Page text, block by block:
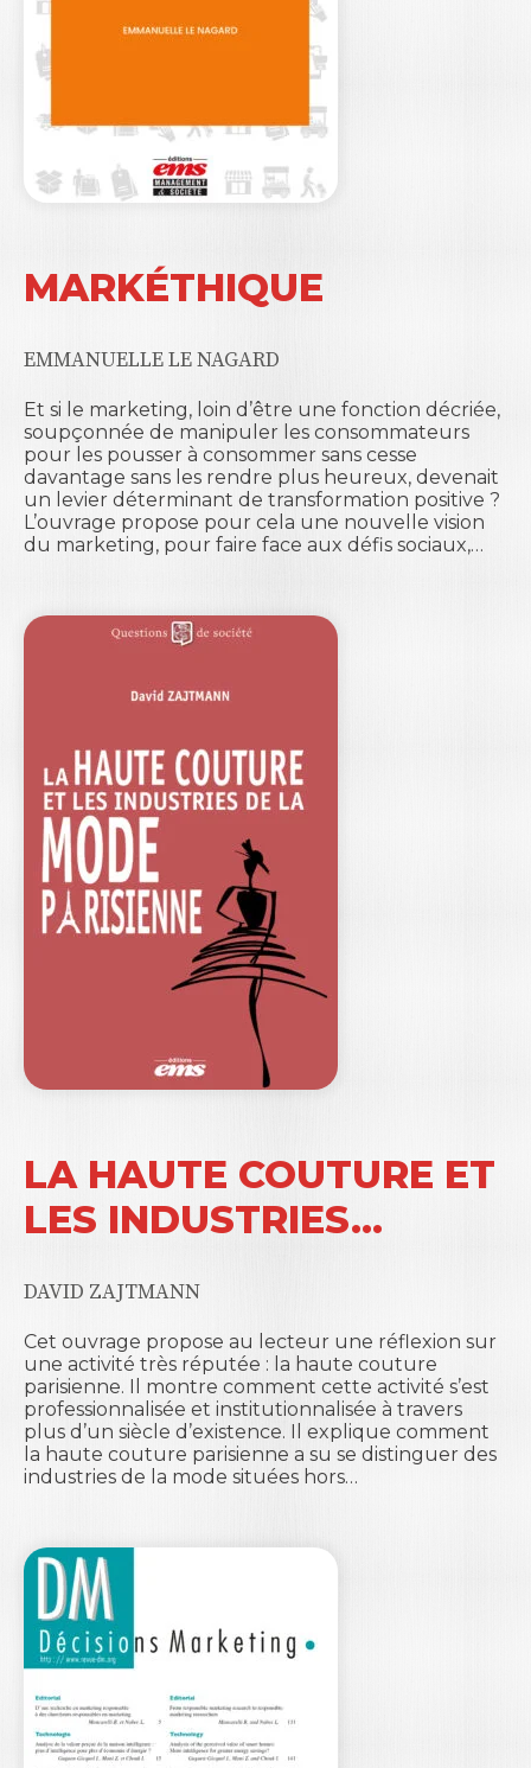
MARKÉTHIQUE
EMMANUELLE LE NAGARD
Et si le marketing, loin d’être une fonction décriée,
soupçonnée de manipuler les consommateurs
pour les pousser à consommer sans cesse
davantage sans les rendre plus heureux, devenait
un levier déterminant de transformation positive ?
L’ouvrage propose pour cela une nouvelle vision
du marketing, pour faire face aux défis sociaux,…
LA HAUTE COUTURE ET
LES INDUSTRIES…
DAVID ZAJTMANN
Cet ouvrage propose au lecteur une réflexion sur
une activité très réputée : la haute couture
parisienne. Il montre comment cette activité s’est
professionnalisée et institutionnalisée à travers
plus d’un siècle d’existence. Il explique comment
la haute couture parisienne a su se distinguer des
industries de la mode situées hors…